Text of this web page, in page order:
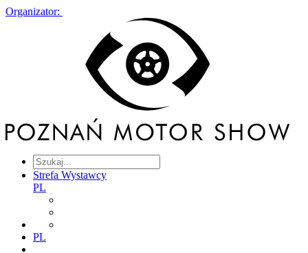
Organizator:
Strefa Wystawcy
PL
PL